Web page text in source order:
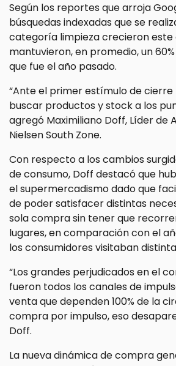
Según los reportes que arroja
búsquedas indexadas que se
categoría limpieza crecieron este
mantuvieron, en promedio, un
que fue el año pasado.
“Ante el primer estímulo de cierre
buscar productos y stock a los
agregó Maximiliano Doff, Líder de
Nielsen South Zone.
Con respecto a los cambios
de consumo, Doff destacó que
el supermercadismo dado que
de poder satisfacer distintas
sola compra sin tener que
lugares, en comparación con el
los consumidores visitaban
“Los grandes perjudicados en el
fueron todos los canales de
venta que dependen 100% de la
compra por impulso, eso
Doff.
La nueva dinámica de compra